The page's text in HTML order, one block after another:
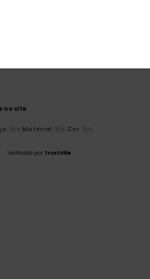
no site
: 5/5 Material: 5/5 Cor: 5/5
Verificado por TrustVille